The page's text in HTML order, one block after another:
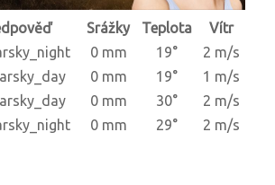
Srážky Teplota
Vítr
0 mm 19°
2 m/s
0 mm 19°
1 m/s
0 mm 30°
2 m/s
0 mm 29° 2 m/s